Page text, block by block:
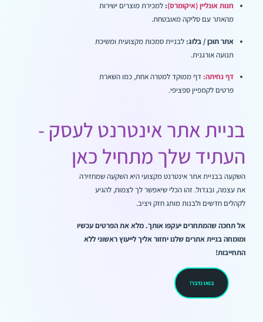
חנות אונליין (איקומרס): למכירת מוצרים ישירות
מהאתר עם סליקה מאובטחת.
אתר תוכן / בלוג: לבניית סמכות מקצועית ומשיכת
תנועה אורגנית.
דף נחיתה: דף ממוקד למטרה אחת, כמו השארת
פרטים לקמפיין ספציפי.
בניית אתר אינטרנט לעסק -
העתיד שלך מתחיל כאן
השקעה בבניית אתר אינטרנט מקצועי היא השקעה שמחזירה
את עצמה, ובגדול. זהו הכלי שיאפשר לך לצמוח, להגיע
לקהלים חדשים ולבנות מותג חזק ויציב.
אל תחכה שהמתחרים יעקפו אותך. מלא את הפרטים עכשיו
ומומחה בניית אתרים שלנו יחזור אליך לייעוץ ראשוני ללא
התחייבות!
בואו נדבר!